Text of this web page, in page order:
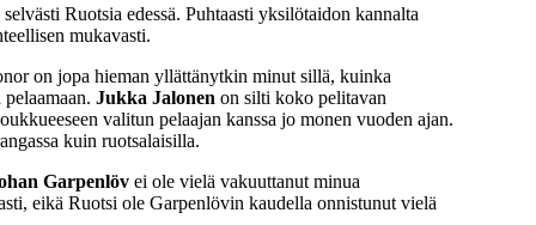
Ruotsia edessä. Puhtaasti yksilötaidon kannalta
mukavasti.
on jopa hieman yllättänytkin minut sillä, kuinka
Jukka Jalonen on silti koko pelitavan
valitun pelaajan kanssa jo monen vuoden ajan.
kuin ruotsalaisilla.
Garpenlöv ei ole vielä vakuuttanut minua
eikä Ruotsi ole Garpenlövin kaudella onnistunut vielä